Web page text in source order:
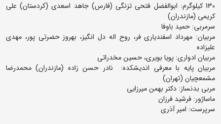
130 کیلوگرم: ابوالفضل فتحی تزنگی (فارس) جاهد اسعدی (کردستان) علی
کریمی (مازندران)
سرمربی: حمید باوفا
مربیان: مهرداد اسفندیاری فر، روح اله دل انگیز، بهروز حضرتی پور، مهدی
علیزاده
مربیان ادواری: پویا بویری، حسین مخدراتی
مربیان پایه با معرفی اندیشکده: نادر حسن زاده (مازندران) محمدرضا
مشمعچیان (تهران)
مربی بدنساز: دکتر بهمن میرزایی
ماساژور: فرشید فرزان
سرپرست: امیر آذری